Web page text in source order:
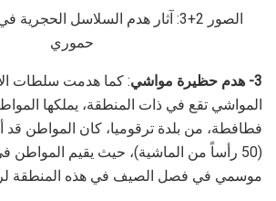
الصور 2+3: آثار هدم السلاسل
حموري
3- هدم حظيرة مواشي
: كما هدمت سلطات
المواشي تقع في ذات المنطقة، يملكها
فطافطة، من بلدة ترقوميا، كان المواطن قد
(50 رأساً من الماشية)، حيث يقيم
موسمي في فصل الصيف في هذه المنطقة